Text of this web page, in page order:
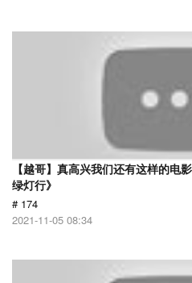
【越哥】真高兴我们还有这样的电
绿灯行》
# 174
2021-11-05 08:34